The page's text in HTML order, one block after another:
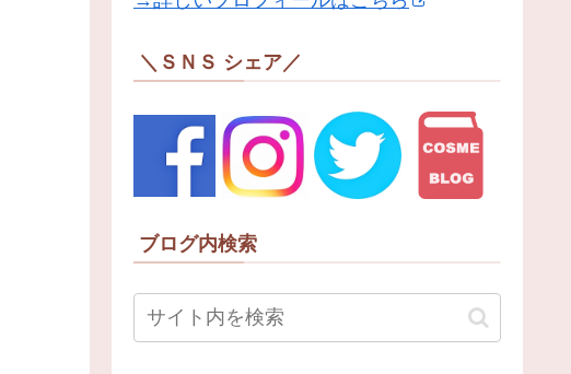
＼ＳＮＳ シェア／
ブログ内検索